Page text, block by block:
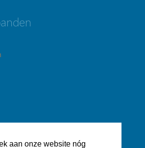
aan onze website nóg